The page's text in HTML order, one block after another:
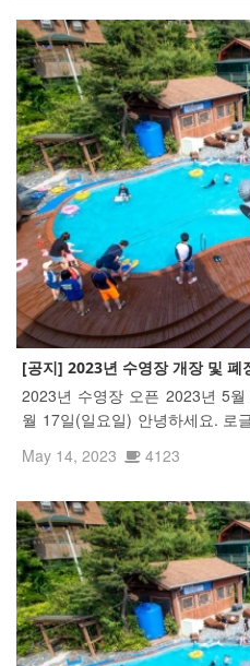
[공지] 2023년 수영장 개장 및 폐
2023년 수영장 오픈 2023년 5
월 17일(일요일) 안녕하세요. 로
며 봄이 아니라 여름을 먼저 느끼
May 14, 2023 4123